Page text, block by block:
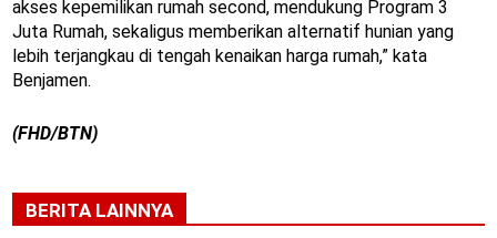
akses kepemilikan rumah second, mendukung Program 3
Juta Rumah, sekaligus memberikan alternatif hunian yang
lebih terjangkau di tengah kenaikan harga rumah,” kata
Benjamen.
(FHD/BTN)
BERITA LAINNYA